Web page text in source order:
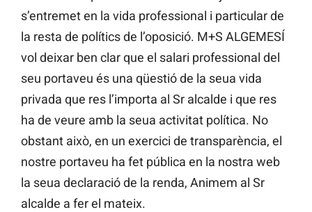
s’entremet en la vida professional i particular de
la resta de polítics de l’oposició. M+S ALGEMESÍ
vol deixar ben clar que el salari professional del
seu portaveu és una qüestió de la seua vida
privada que res l’importa al Sr alcalde i que res
ha de veure amb la seua activitat política. No
obstant això, en un exercici de transparència, el
nostre portaveu ha fet pública en la nostra web
la seua declaració de la renda, Animem al Sr
alcalde a fer el mateix.